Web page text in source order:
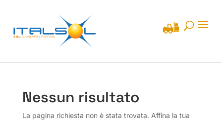
Nessun risultato
La pagina richiesta non è stata trovata. Affina la tua